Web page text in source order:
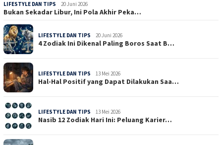
LIFESTYLE DAN TIPS 20 Juni 2026
Bukan Sekadar Libur, Ini Pola Akhir Peka…
LIFESTYLE DAN TIPS 20 Juni 2026
4 Zodiak Ini Dikenal Paling Boros Saat B…
LIFESTYLE DAN TIPS 13 Mei 2026
Hal-Hal Positif yang Dapat Dilakukan Saa…
LIFESTYLE DAN TIPS 13 Mei 2026
Nasib 12 Zodiak Hari Ini: Peluang Karier…